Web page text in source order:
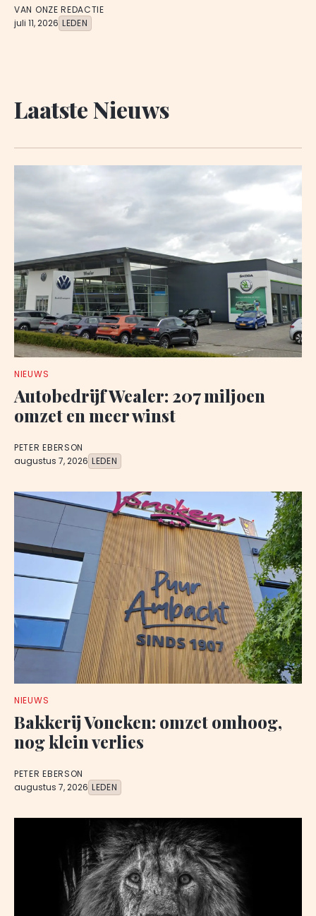
VAN ONZE REDACTIE
juli 11, 2026 LEDEN
Laatste Nieuws
NIEUWS
Autobedrijf Wealer: 207 miljoen
omzet en meer winst
PETER EBERSON
augustus 7, 2026 LEDEN
NIEUWS
Bakkerij Voncken: omzet omhoog,
nog klein verlies
PETER EBERSON
augustus 7, 2026 LEDEN